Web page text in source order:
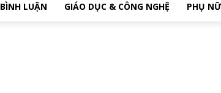
BÌNH LUẬN GIÁO DỤC & CÔNG NGHỆ PHỤ NỮ